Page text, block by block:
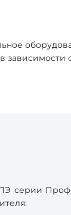
зависимости
серии